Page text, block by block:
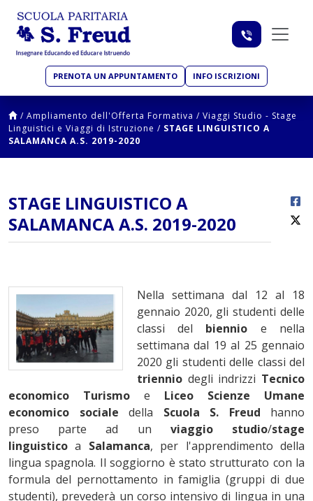
PRENOTA UN APPUNTAMENTO INFO ISCRIZIONI
/ Ampliamento dell'Offerta Formativa / Viaggi Studio - Stage
Linguistici e Viaggi di Istruzione / STAGE LINGUISTICO A
SALAMANCA A.S. 2019-2020
STAGE LINGUISTICO A
SALAMANCA A.S. 2019-2020
Nella settimana dal 12 al 18
gennaio 2020, gli studenti delle
classi del biennio e nella
settimana dal 19 al 25 gennaio
2020 gli studenti delle classi del
triennio degli indrizzi Tecnico
economico Turismo e Liceo Scienze Umane
economico sociale della Scuola S. Freud hanno
preso parte ad un viaggio studio/stage
linguistico a Salamanca, per l'apprendimento della
lingua spagnola. Il soggiorno è stato strutturato con la
formula del pernottamento in famiglia (gruppi di due
studenti), prevederà un corso intensivo di lingua in una